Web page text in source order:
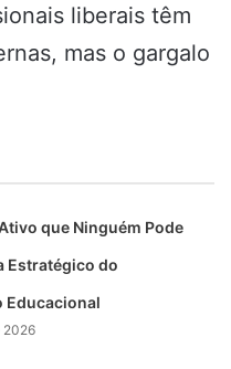
liberais têm
mas o gargalo
que Ninguém Pode
Estratégico do
Educacional
2026